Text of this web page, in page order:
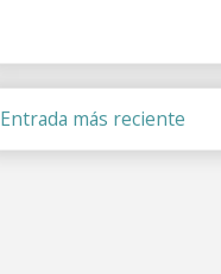
Entrada más reciente